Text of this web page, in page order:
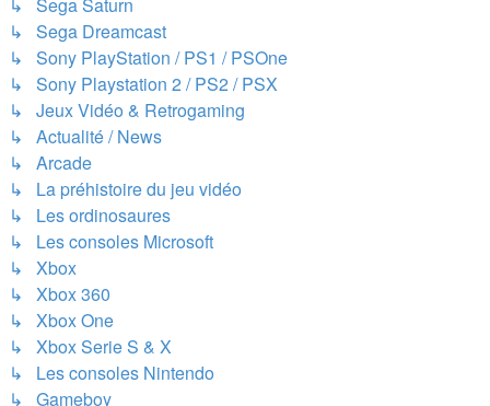
↳ Sega Dreamcast
↳ Sony PlayStation / PS1 / PSOne
↳ Sony Playstation 2 / PS2 / PSX
↳ Jeux Vidéo & Retrogaming
↳ Actualité / News
↳ Arcade
↳ La préhistoire du jeu vidéo
↳ Les ordinosaures
↳ Les consoles Microsoft
↳ Xbox
↳ Xbox 360
↳ Xbox One
↳ Xbox Serie S & X
↳ Les consoles Nintendo
↳ Gameboy